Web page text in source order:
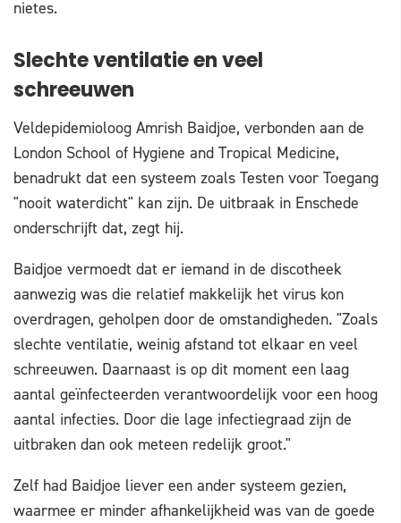
nietes.
Slechte ventilatie en veel
schreeuwen
Veldepidemioloog Amrish Baidjoe, verbonden aan de
London School of Hygiene and Tropical Medicine,
benadrukt dat een systeem zoals Testen voor Toegang
"nooit waterdicht" kan zijn. De uitbraak in Enschede
onderschrijft dat, zegt hij.
Baidjoe vermoedt dat er iemand in de discotheek
aanwezig was die relatief makkelijk het virus kon
overdragen, geholpen door de omstandigheden. "Zoals
slechte ventilatie, weinig afstand tot elkaar en veel
schreeuwen. Daarnaast is op dit moment een laag
aantal geïnfecteerden verantwoordelijk voor een hoog
aantal infecties. Door die lage infectiegraad zijn de
uitbraken dan ook meteen redelijk groot."
Zelf had Baidjoe liever een ander systeem gezien,
waarmee er minder afhankelijkheid was van de goede